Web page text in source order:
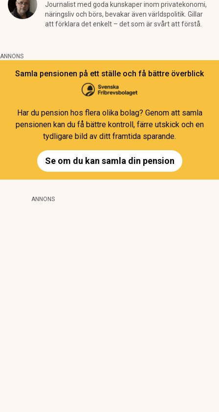
Journalist med goda kunskaper inom privatekonomi,
näringsliv och börs, bevakar även världspolitik. Gillar
att förklara det enkelt – det som är svårt att förstå.
ANNONS
Samla pensionen på ett ställe och få bättre överblick
Har du pension hos flera olika bolag? Genom att samla
pensionen kan du få bättre kontroll, färre utskick och en
tydligare bild av ditt framtida sparande.
Se om du kan samla din pension
ANNONS